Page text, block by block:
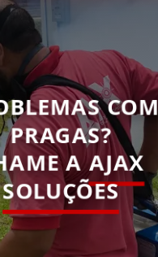
COM
PRAGAS?
AAJAX
SOLUÇÕES